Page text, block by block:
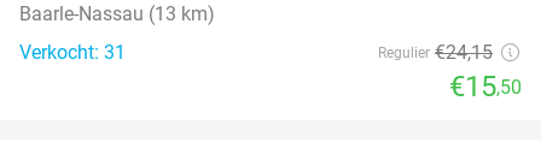
Baarle-Nassau (13 km)
Verkocht: 31
Regulier €24,15
€15,50